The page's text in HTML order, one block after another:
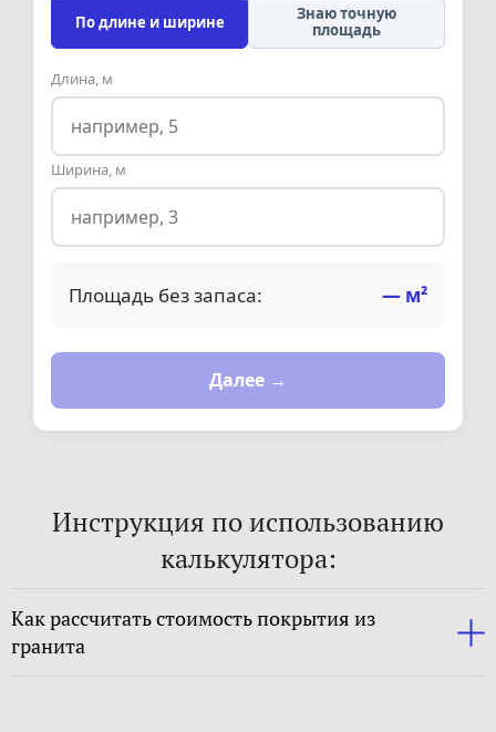
По длине и ширине
Знаю точную
площадь
Длина, м
Ширина, м
Площадь без запаса: — м²
Далее →
Инструкция по использованию
калькулятора:
Как рассчитать стоимость покрытия из
гранита